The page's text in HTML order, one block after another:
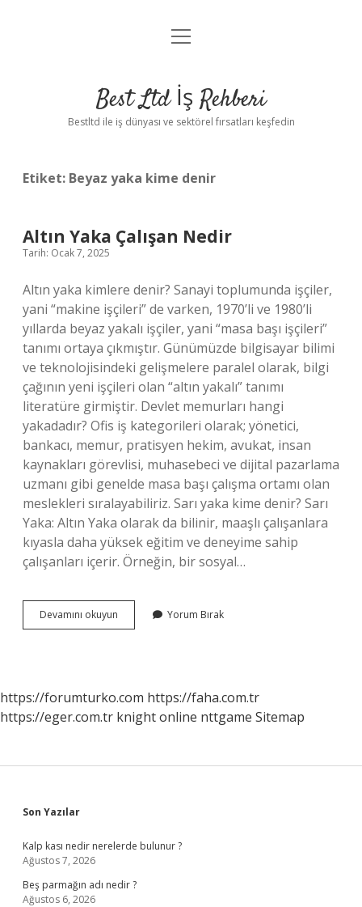
Anasayfa
Yasal Uyarı
menüyü
Best Ltd İş Rehberi
Bestltd ile iş dünyası ve sektörel fırsatları keşfedin
Etiket: Beyaz yaka kime denir
Altın Yaka Çalışan Nedir
Tarih: Ocak 7, 2025
Altın yaka kimlere denir? Sanayi toplumunda işçiler,
yani “makine işçileri” de varken, 1970’li ve 1980’li
yıllarda beyaz yakalı işçiler, yani “masa başı işçileri”
tanımı ortaya çıkmıştır. Günümüzde bilgisayar bilimi
ve teknolojisindeki gelişmelere paralel olarak, bilgi
çağının yeni işçileri olan “altın yakalı” tanımı
literatüre girmiştir. Devlet memurları hangi
yakadadır? Ofis iş kategorileri olarak; yönetici,
bankacı, memur, pratisyen hekim, avukat, insan
kaynakları görevlisi, muhasebeci ve dijital pazarlama
uzmanı gibi genelde masa başı çalışma ortamı olan
meslekleri sıralayabiliriz. Sarı yaka kime denir? Sarı
Yaka: Altın Yaka olarak da bilinir, maaşlı çalışanlara
kıyasla daha yüksek eğitim ve deneyime sahip
çalışanları içerir. Örneğin, bir sosyal…
Devamını okuyun
Yaka
Yorum Bırak
https://forumturko.com https://faha.com.tr
https://eger.com.tr knight online nttgame Sitemap
Sidebar
Son Yazılar
Kalp kası nedir nerelerde bulunur ?
Ağustos 7, 2026
Beş parmağın adı nedir ?
Ağustos 6, 2026